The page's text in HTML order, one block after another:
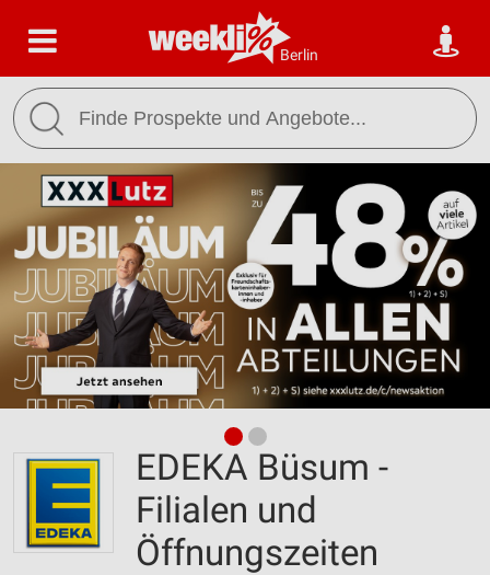
Berlin
EDEKA Büsum -
Filialen und
Öffnungszeiten